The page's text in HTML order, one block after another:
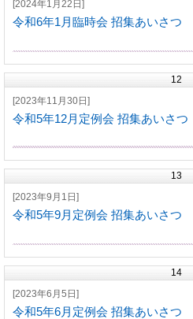
[2024年1月22日]
令和6年1月臨時会 招集あいさつ
12
[2023年11月30日]
令和5年12月定例会 招集あいさつ
13
[2023年9月1日]
令和5年9月定例会 招集あいさつ
14
[2023年6月5日]
令和5年6月定例会 招集あいさつ